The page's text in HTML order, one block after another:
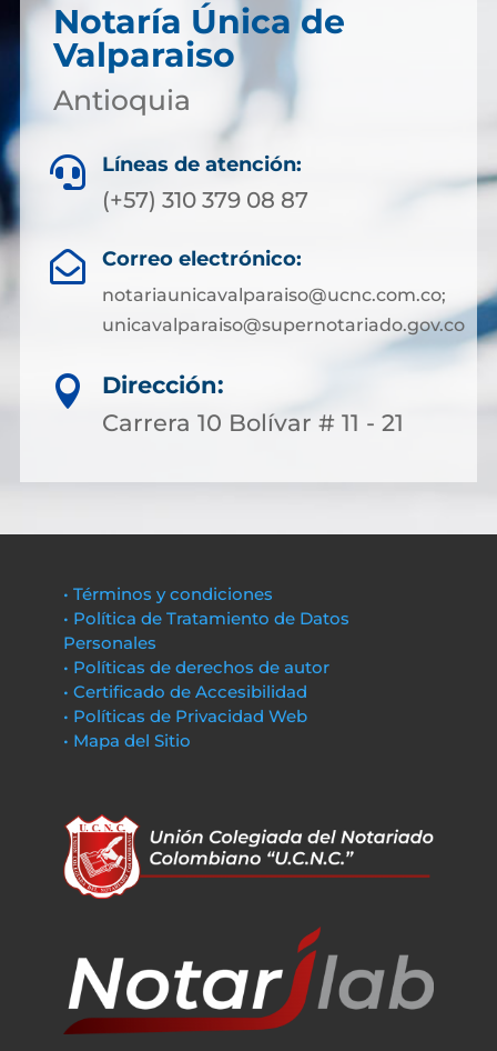
Notaría Única de
Valparaiso
Antioquia
 Líneas de atención:
(+57) 310 379 08 87
 Correo electrónico:
notariaunicavalparaiso@ucnc.com.co;
unicavalparaiso@supernotariado.gov.co

Dirección:
Carrera 10 Bolívar # 11 - 21
• Términos y condiciones
• Política de Tratamiento de Datos
Personales
• Políticas de derechos de autor
• Certificado de Accesibilidad
• Políticas de Privacidad Web
• Mapa del Sitio